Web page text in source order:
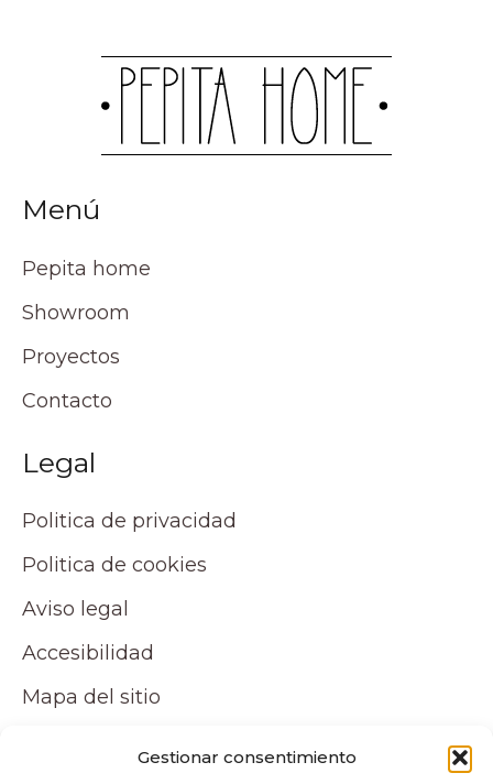
Gestionar consentimiento
Menú
Pepita home
Showroom
Proyectos
Contacto
Legal
Politica de privacidad
Politica de cookies
Aviso legal
Accesibilidad
Mapa del sitio
Tu cuenta